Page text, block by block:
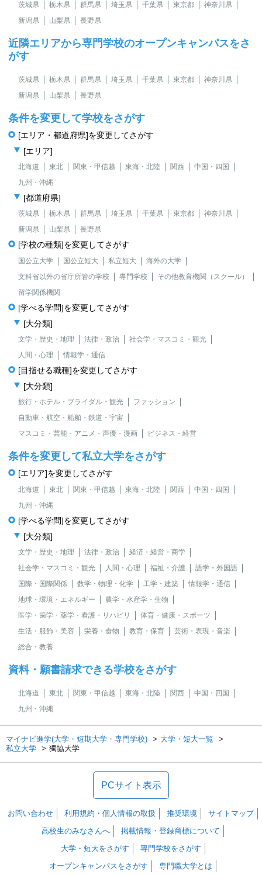
茨城県 栃木県 群馬県 埼玉県 千葉県 東京都
神奈川県
新潟県
山梨県 長野県
近隣エリアから専門学校のオープンキャンパスをさ
がす
茨城県 栃木県 群馬県 埼玉県 千葉県 東京都
神奈川県
新潟県
山梨県 長野県
条件を変更して学校をさがす
[エリア・都道府県]を変更してさがす
[エリア]
北海道 東北 関東・甲信越 東海・北陸 関西
中国・四国
九州・沖縄
[都道府県]
茨城県 栃木県 群馬県 埼玉県 千葉県 東京都
神奈川県
新潟県
山梨県 長野県
[学校の種類]を変更してさがす
国公立大学 国公立短大 私立短大
海外の大学
文科省以外の省庁所管の学校
専門学校
その他教育機関（スクール）
留学関係機関
[学べる学問]を変更してさがす
[大分類]
文学・歴史・地理 法律・政治
社会学・マスコミ・観光
人間・心理
情報学・通信
[目指せる職種]を変更してさがす
[大分類]
旅行・ホテル・ブライダル・観光
ファッション
自動車・航空・船舶・鉄道・宇宙
マスコミ・芸能・アニメ・声優・漫画
ビジネス・経営
条件を変更して私立大学をさがす
[エリア]を変更してさがす
北海道 東北 関東・甲信越 東海・北陸 関西
中国・四国
九州・沖縄
[学べる学問]を変更してさがす
[大分類]
文学・歴史・地理 法律・政治
経済・経営・商学
社会学・マスコミ・観光
人間・心理 福祉・介護
語学・外国語
国際・国際関係
数学・物理・化学 工学・建築
情報学・通信
地球・環境・エネルギー
農学・水産学・生物
医学・歯学・薬学・看護・リハビリ
体育・健康・スポーツ
生活・服飾・美容
栄養・食物 教育・保育
芸術・表現・音楽
総合・教養
資料・願書請求できる学校をさがす
北海道 東北 関東・甲信越 東海・北陸 関西
中国・四国
九州・沖縄
マイナビ進学(大学・短期大学・専門学校)
大学・短大一覧
私立大学
獨協大学
PCサイト表示
お問い合わせ 利用規約・個人情報の取扱 推奨環境
サイトマップ
高校生のみなさんへ
掲載情報・登録商標について
大学・短大をさがす
専門学校をさがす
オープンキャンパスをさがす
専門職大学とは